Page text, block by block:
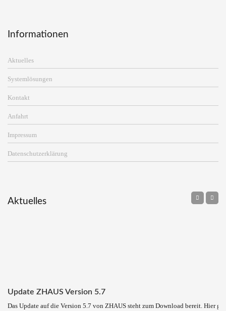
Informationen
Aktuelles
Systemlösungen
Kontakt
Anfahrt
Impressum
Datenschutzerklärung
Aktuelles
Update ZHAUS Version 5.7
Das Update auf die Version 5.7 von ZHAUS steht zum Download bereit. Hier